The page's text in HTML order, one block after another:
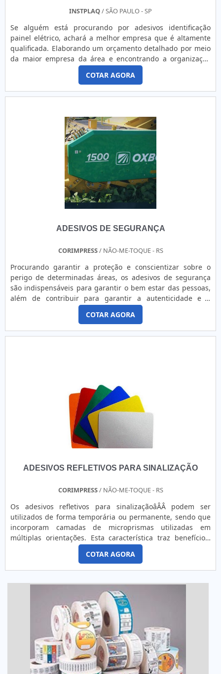
INSTPLAQ/ SÃO PAULO - SP
Se alguém está procurando por adesivos identificação
painel elétrico, achará a melhor empresa que é altamente
qualificada. Elaborando um orçamento detalhado por meio
da maior empresa da área e encontrando a organização
mais competente do ramo.Quando o assunto é adesivos
identificação painel elétrico, com a melhor mão de obra da
Instplaq o cliente conseguirá ótima qualidade com soluções
COTAR AGORA
ADESIVOS DE SEGURANÇA
CORIMPRESS/ NÃO-ME-TOQUE - RS
Procurando garantir a proteção e conscientizar sobre o
perigo de determinadas áreas, os adesivos de segurança
são indispensáveis para garantir o bem estar das pessoas,
além de contribuir para garantir a autenticidade e a
inviolabilidade dos produtos.o produto oferece mais
segurança Produtos eletrônicos também fazem uso de
adesivo de segurança como um alerta para casos em que os
COTAR AGORA
ADESIVOS REFLETIVOS PARA SINALIZAÇÃO
CORIMPRESS/ NÃO-ME-TOQUE - RS
Os adesivos refletivos para sinalizaçãoâÂÂ podem ser
utilizados de forma temporária ou permanente, sendo que
incorporam camadas de microprismas utilizadas em
múltiplas orientações. Esta característica traz benefícios,
por exemplo, aos usuários das vias, proporcionando a
confiança de que todos sinais irão garantir uma eficiência e
segurança visual uniforme.o produto oferece diversas
COTAR AGORA